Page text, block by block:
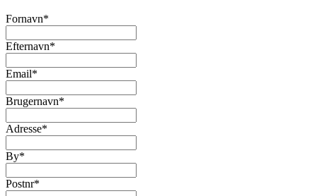
Fornavn*
Efternavn*
Email*
Brugernavn*
Adresse*
By*
Postnr*